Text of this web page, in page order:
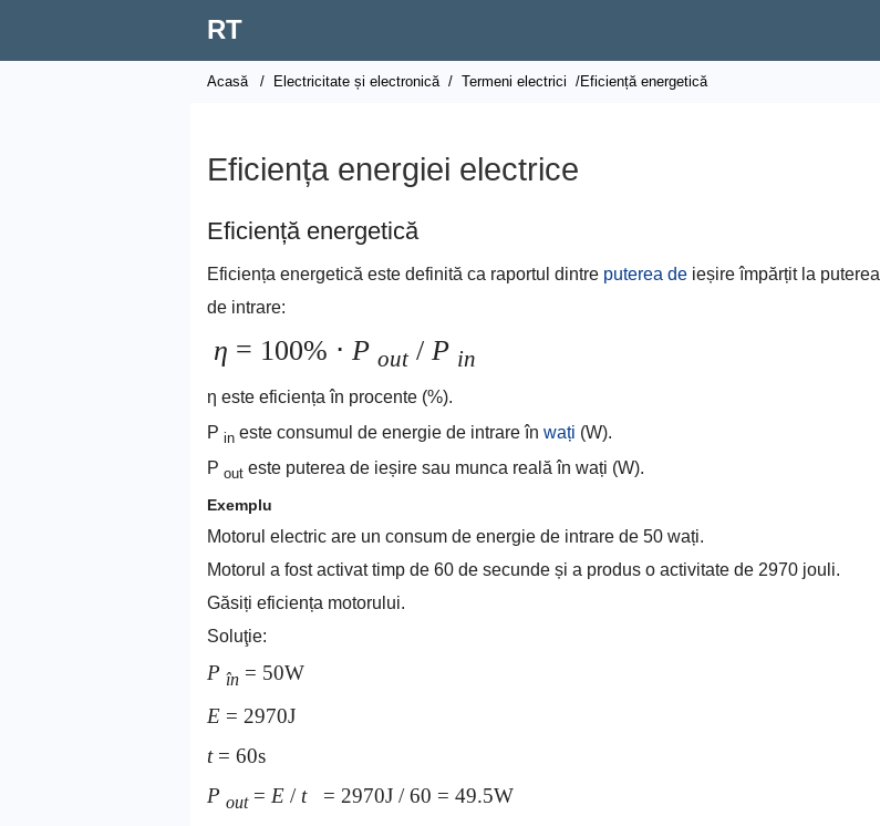
RT
Acasă / Electricitate și electronică / Termeni electrici /Eficiență energetică
Eficiența energiei electrice
Eficiență energetică
Eficiența energetică este definită ca raportul dintre puterea de ieșire împărțit la puterea
de intrare:
η = 100% ⋅ P out/ P in
η este eficiența în procente (%).
P in este consumul de energie de intrare în wați (W).
P out este puterea de ieșire sau munca reală în wați (W).
Exemplu
Motorul electric are un consum de energie de intrare de 50 wați.
Motorul a fost activat timp de 60 de secunde și a produs o activitate de 2970 jouli.
Găsiți eficiența motorului.
Soluţie:
P în = 50W
E = 2970J
t= 60s
P out= E / t= 2970J / 60 = 49.5W